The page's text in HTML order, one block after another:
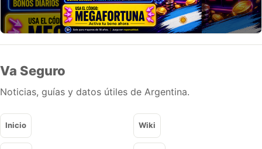
Va Seguro
Noticias, guías y datos útiles de Argentina.
Inicio Wiki